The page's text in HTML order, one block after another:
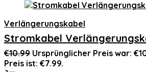
Verlängerungskabel
Stromkabel
€10.99 Ursprünglicher Preis war:
Preis ist: €7.99.